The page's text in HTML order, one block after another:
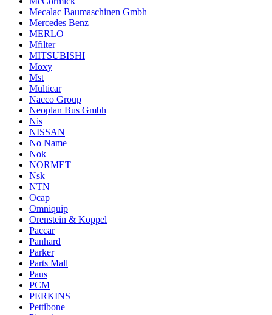
Mecalac Baumaschinen Gmbh
Mercedes Benz
MERLO
Mfilter
MITSUBISHI
Moxy
Mst
Multicar
Nacco Group
Neoplan Bus Gmbh
Nis
NISSAN
No Name
Nok
NORMET
Nsk
NTN
Ocap
Omniquip
Orenstein & Koppel
Paccar
Panhard
Parker
Parts Mall
Paus
PCM
PERKINS
Pettibone